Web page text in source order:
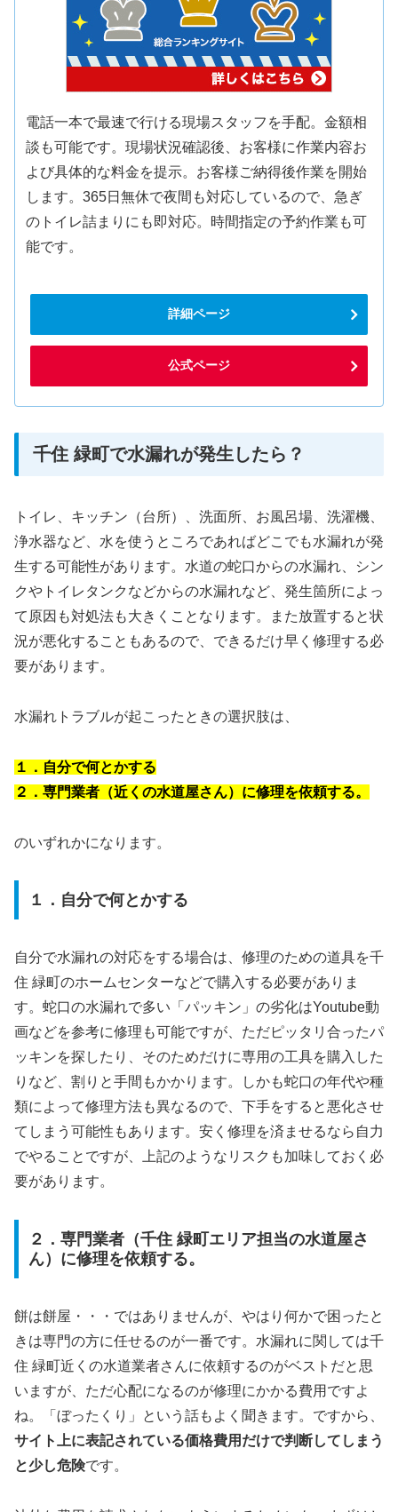
電話一本で最速で行ける現場スタッフを手配。金額相
談も可能です。現場状況確認後、お客様に作業内容お
よび具体的な料金を提示。お客様ご納得後作業を開始
します。365日無休で夜間も対応しているので、急ぎ
のトイレ詰まりにも即対応。時間指定の予約作業も可
能です。
詳細ページ
公式ページ
千住 緑町で水漏れが発生したら？
トイレ、キッチン（台所）、洗面所、お風呂場、洗濯機、
浄水器など、水を使うところであればどこでも水漏れが発
生する可能性があります。水道の蛇口からの水漏れ、シン
クやトイレタンクなどからの水漏れなど、発生箇所によっ
て原因も対処法も大きくことなります。また放置すると状
況が悪化することもあるので、できるだけ早く修理する必
要があります。
水漏れトラブルが起こったときの選択肢は、
１．自分で何とかする
２．専門業者（近くの水道屋さん）に修理を依頼する。
のいずれかになります。
１．自分で何とかする
自分で水漏れの対応をする場合は、修理のための道具を千
住 緑町のホームセンターなどで購入する必要がありま
す。蛇口の水漏れで多い「パッキン」の劣化はYoutube動
画などを参考に修理も可能ですが、ただピッタリ合ったパ
ッキンを探したり、そのためだけに専用の工具を購入した
りなど、割りと手間もかかります。しかも蛇口の年代や種
類によって修理方法も異なるので、下手をすると悪化させ
てしまう可能性もあります。安く修理を済ませるなら自力
でやることですが、上記のようなリスクも加味しておく必
要があります。
２．専門業者（千住 緑町エリア担当の水道屋さ
ん）に修理を依頼する。
餅は餅屋・・・ではありませんが、やはり何かで困ったと
きは専門の方に任せるのが一番です。水漏れに関しては千
住 緑町近くの水道業者さんに依頼するのがベストだと思
いますが、ただ心配になるのが修理にかかる費用ですよ
ね。「ぼったくり」という話もよく聞きます。ですから、
サイト上に表記されている価格費用だけで判断してしまう
と少し危険です。